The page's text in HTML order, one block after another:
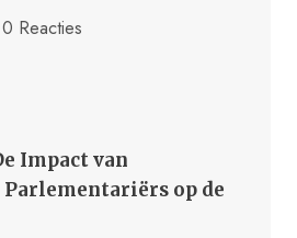
0 Reacties
Impact van
op de